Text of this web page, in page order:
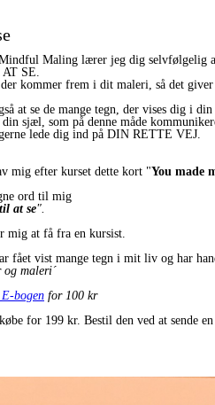
Maling lærer jeg dig selvfølgelig
SE.
kommer frem i dit maleri, så det
at se de mange tegn, der vises dig i din
sjæl, som på denne måde
lede dig ind på DIN RETTE VEJ.
mig efter kurset dette kort "You made
ord til mig
at se".
mig at få fra en kursist.
fået vist mange tegn i mit liv og har
og maleri´
bogen for 100 kr
for 199 kr. Bestil den ved at sende